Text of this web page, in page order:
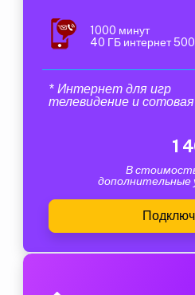
1000 минут
40 ГБ интернет
* Интернет для игр
телевидение и сотовая
1
В
дополнительные